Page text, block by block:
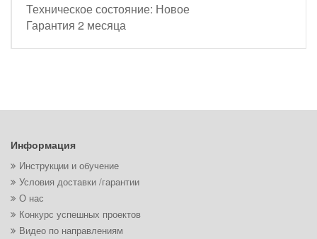
Техническое состояние: Новое
Гарантия 2 месяца
Информация
Инструкции и обучение
Условия доставки /гарантии
О нас
Конкурс успешных проектов
Видео по направлениям